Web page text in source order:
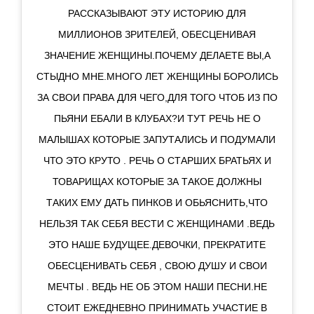
РАССКАЗЫВАЮТ ЭТУ ИСТОРИЮ ДЛЯ
МИЛЛИОНОВ ЗРИТЕЛЕЙ, ОБЕСЦЕНИВАЯ
ЗНАЧЕНИЕ ЖЕНЩИНЫ.ПОЧЕМУ ДЕЛАЕТЕ ВЫ,А
СТЫДНО МНЕ.МНОГО ЛЕТ ЖЕНЩИНЫ БОРОЛИСЬ
ЗА СВОИ ПРАВА ДЛЯ ЧЕГО,ДЛЯ ТОГО ЧТОБ ИЗ ПО
ПЬЯНИ ЕБАЛИ В КЛУБАХ?И ТУТ РЕЧЬ НЕ О
МАЛЫШАХ КОТОРЫЕ ЗАПУТАЛИСЬ И ПОДУМАЛИ
ЧТО ЭТО КРУТО . РЕЧЬ О СТАРШИХ БРАТЬЯХ И
ТОВАРИЩАХ КОТОРЫЕ ЗА ТАКОЕ ДОЛЖНЫ
ТАКИХ ЕМУ ДАТЬ ПИНКОВ И ОБЬЯСНИТЬ,ЧТО
НЕЛЬЗЯ ТАК СЕБЯ ВЕСТИ С ЖЕНЩИНАМИ .ВЕДЬ
ЭТО НАШЕ БУДУЩЕЕ.ДЕВОЧКИ, ПРЕКРАТИТЕ
ОБЕСЦЕНИВАТЬ СЕБЯ , СВОЮ ДУШУ И СВОИ
МЕЧТЫ . ВЕДЬ НЕ ОБ ЭТОМ НАШИ ПЕСНИ.НЕ
СТОИТ ЕЖЕДНЕВНО ПРИНИМАТЬ УЧАСТИЕ В